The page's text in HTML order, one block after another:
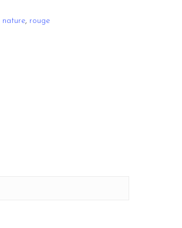
nature, rouge